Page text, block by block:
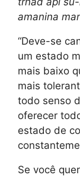
amanina
“Deve-se
um estado
mais baixo
mais
todo senso
oferecer
estado de
Se você